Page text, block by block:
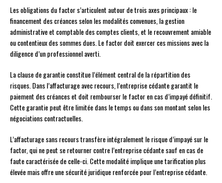
Les obligations du factor s’articulent autour de trois axes principaux : le
financement des créances selon les modalités convenues, la gestion
administrative et comptable des comptes clients, et le recouvrement amiable
ou contentieux des sommes dues. Le factor doit exercer ces missions avec la
diligence d’un professionnel averti.
La clause de garantie constitue l’élément central de la répartition des
risques. Dans l’affacturage avec recours, l’entreprise cédante garantit le
paiement des créances et doit rembourser le factor en cas d’impayé définitif.
Cette garantie peut être limitée dans le temps ou dans son montant selon les
négociations contractuelles.
L’affacturage sans recours transfère intégralement le risque d’impayé sur le
factor, qui ne peut se retourner contre l’entreprise cédante sauf en cas de
faute caractérisée de celle-ci. Cette modalité implique une tarification plus
élevée mais offre une sécurité juridique renforcée pour l’entreprise cédante.